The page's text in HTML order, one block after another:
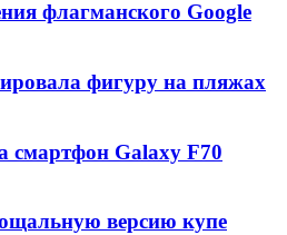
флагманского Google
фигуру на пляжах
смартфон Galaxy F70
версию купе